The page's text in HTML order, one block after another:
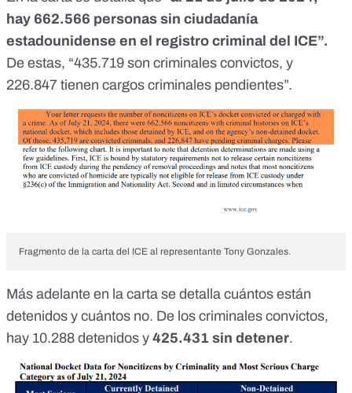
hay 662.566 personas sin ciudadanía
estadounidense en el registro criminal del ICE”.
De estas, “435.719 son criminales convictos, y
226.847 tienen cargos criminales pendientes”.
Fragmento de la carta del ICE al representante Tony Gonzales.
Más adelante en la carta se detalla cuántos están
detenidos y cuántos no. De los criminales convictos,
hay 10.288 detenidos y 425.431 sin detener.